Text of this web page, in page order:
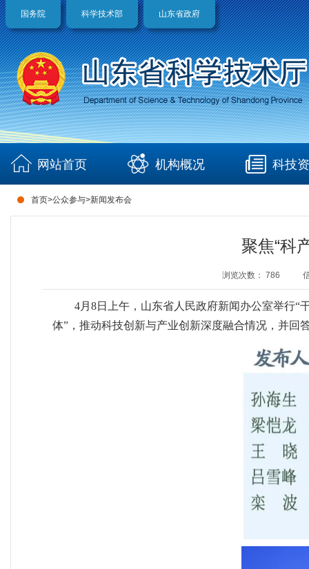
国务院 科学技术部 山东省政府
网站首页 机构概况 科技
首页>公众参与>新闻发布会
聚焦“科
浏览次数： 786
4月8日上午，山东省人民政府新闻办公室举行“
体”，推动科技创新与产业创新深度融合情况，并回